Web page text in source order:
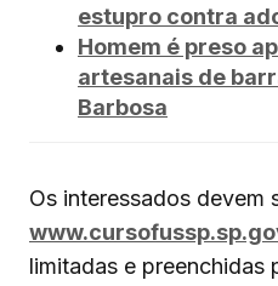
estupro contra
Homem é preso
artesanais de
Barbosa
Os interessados devem
limitadas e preenchidas